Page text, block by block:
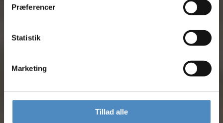
Præferencer
Statistik
Marketing
Tillad alle
Bliv kontaktet